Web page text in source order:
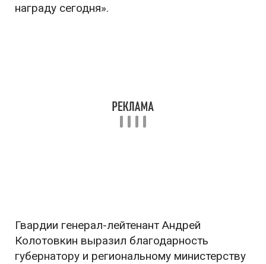
награду сегодня».
Гвардии генерал-лейтенант Андрей
Колотовкин выразил благодарность
губернатору и региональному министерству